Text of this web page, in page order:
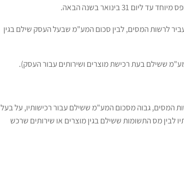
31 בינואר בשנה הבאה.
לרשות המסים, לבין סכום המע"מ שבעל העסק שילם בגין
ששילם בעת רכישת מוצרים ושירותים עבור העסק).
המסים, גבוה מסכום המע"מ ששילם עבור רכישותיו, על בעל
מס התשומות ששילם בגין מוצרים או שירותים שרכש